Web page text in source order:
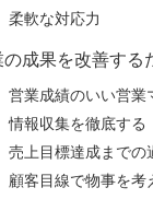
柔軟な対応力
の成果を改善する
営業成績のいい営業
情報収集を徹底する
売上目標達成までの
顧客目線で物事を考